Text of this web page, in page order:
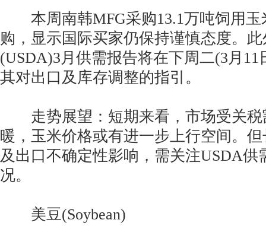
本周南韩MFG采购13.1万吨饲用玉
购，显示国际买家仍保持谨慎态度。
(USDA)3月供需报告将在下周二(3月
其对出口及库存调整的指引。
走势展望：短期来看，市场受关税
暖，玉米价格或有进一步上行空间。
及出口不确定性影响，需关注USDA供
况。
美豆(Soybean)